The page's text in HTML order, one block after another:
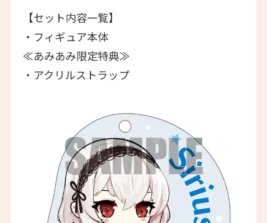
【セット内容一覧】
・フィギュア本体
≪あみあみ限定特典≫
・アクリルストラップ